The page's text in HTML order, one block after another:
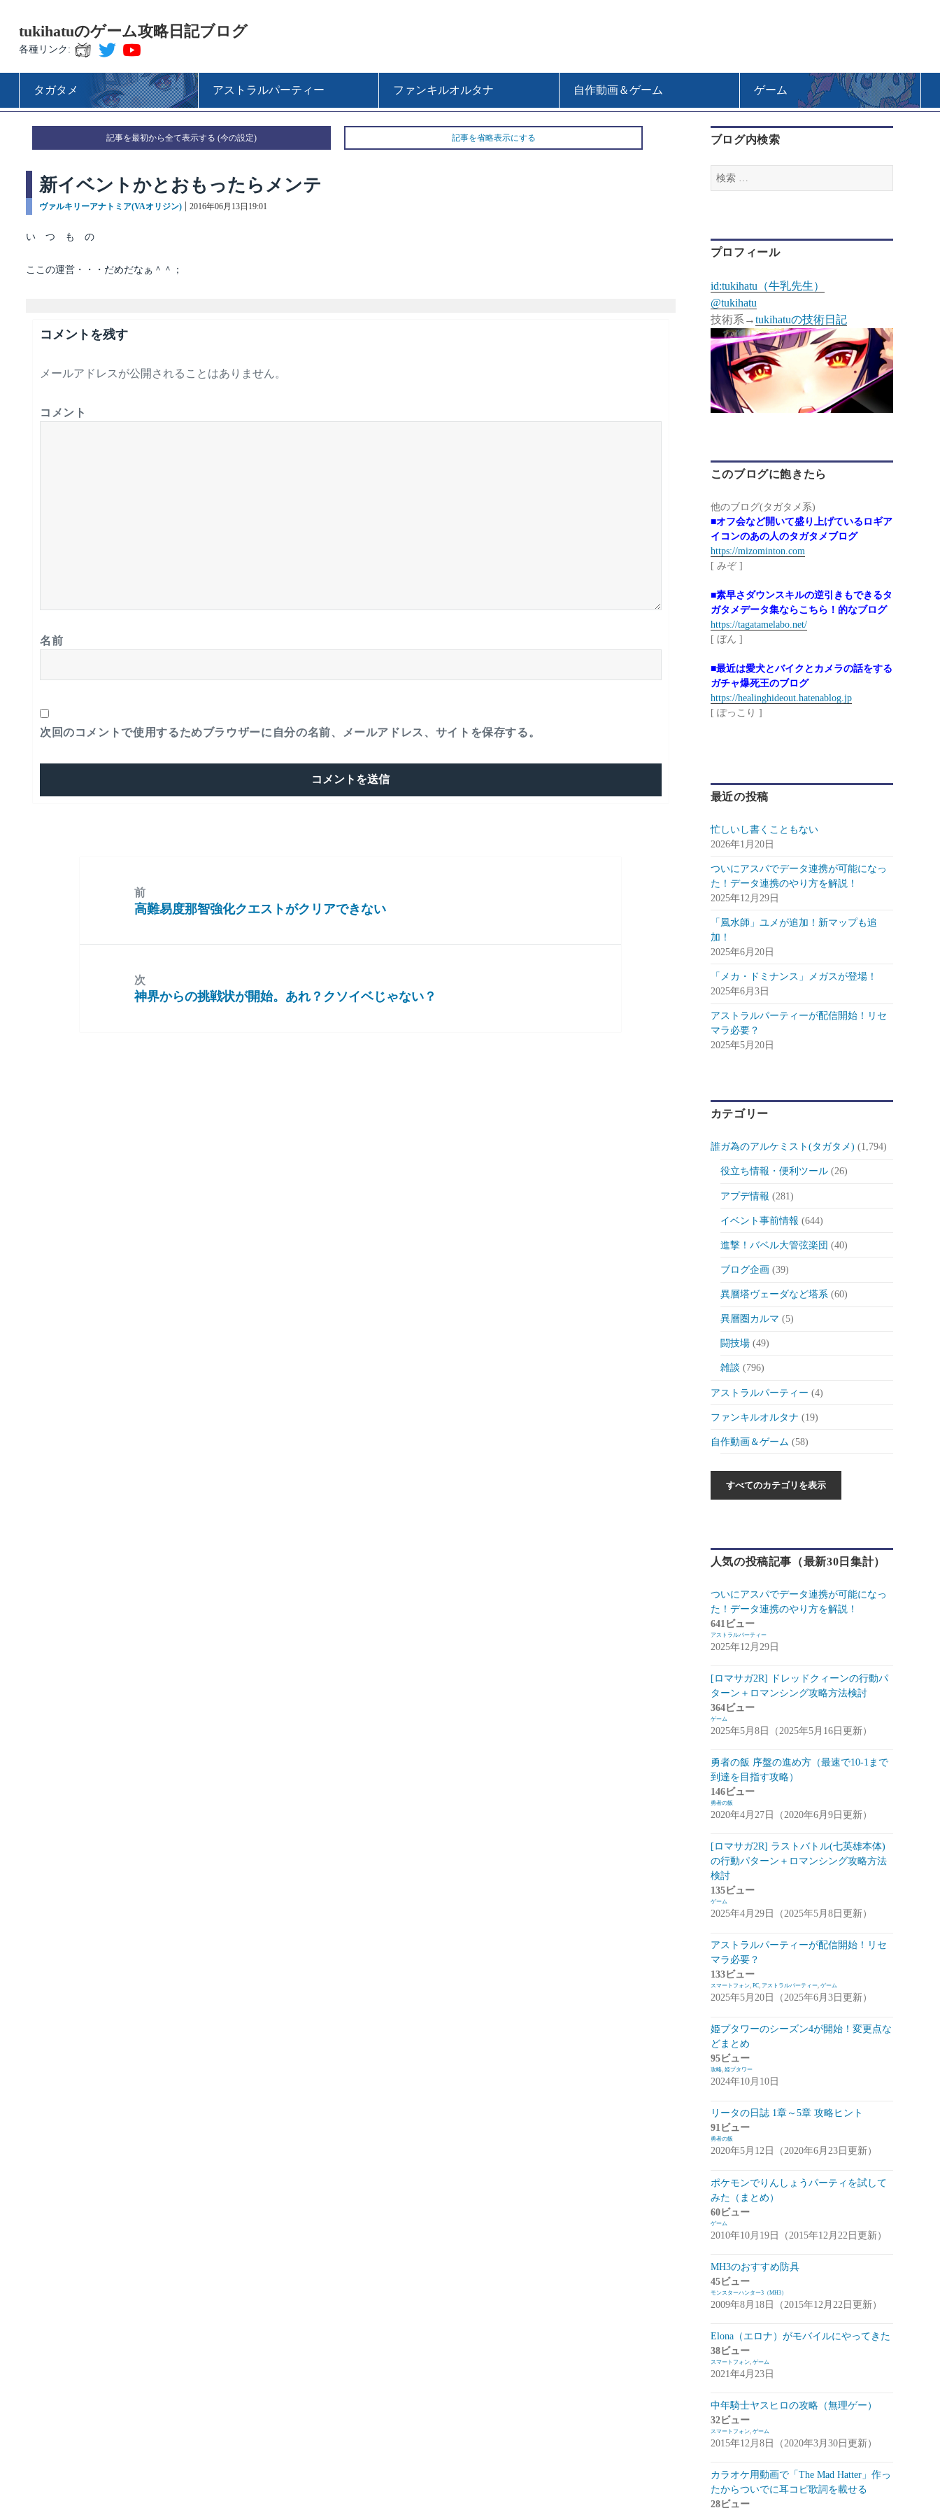
tukihatuのゲーム攻略日記ブログ
各種リンク:
タガタメ アストラルパーティー ファンキルオルタナ 自作動画＆ゲーム ゲーム
記事を最初から全て表示する 記事を省略表示にする
新イベントかとおもったらメンテ
カ
ゴ
ヴァルキリーアナトミア(VAオリジン)
投
2016年06月13日19:01
い つ も の
ここの運営・・・だめだなぁ＾＾；
コメントを残す
メールアドレスが公開されることはありません。
コメント
名前
次回のコメントで使用するためブラウザーに自分の名前、メールアドレス、サイトを保存する。
前
前
稿:
高難易度那智強化クエストがクリアできない
次
次
神界からの挑戦状が開始。あれ？クソイベじゃない？
ブログ内検索
検
索
プロフィール
id:tukihatu（牛乳先生）
@tukihatu
技術系→tukihatuの技術日記
このブログに飽きたら
他のブログ(タガタメ系)
■オフ会など開いて盛り上げているロギア
イコンのあの人のタガタメブログ
https://mizominton.com
[ みぞ ]
■素早さダウンスキルの逆引きもできるタ
ガタメデータ集ならこちら！的なブログ
https://tagatamelabo.net/
[ ぼん ]
■最近は愛犬とバイクとカメラの話をする
ガチャ爆死王のブログ
https://healinghideout.hatenablog.jp
[ ぽっこり ]
最近の投稿
忙しいし書くこともない
2026年1月20日
ついにアスパでデータ連携が可能になっ
た！データ連携のやり方を解説！
2025年12月29日
「風水師」ユメが追加！新マップも追
加！
2025年6月20日
「メカ・ドミナンス」メガスが登場！
2025年6月3日
アストラルパーティーが配信開始！リセ
マラ必要？
2025年5月20日
カテゴリー
誰ガ為のアルケミスト(タガタメ) (1,794)
役立ち情報・便利ツール(26)
アプデ情報 (281)
イベント事前情報 (644)
進撃！バベル大管弦楽団 (40)
ブログ企画 (39)
異層塔ヴェーダなど塔系(60)
異層圏カルマ (5)
闘技場(49)
雑談 (796)
アストラルパーティー (4)
ファンキルオルタナ (19)
自作動画＆ゲーム (58)
自作ゲーム紹介 (6)
ゲーム(175)
スマートフォン(94)
PC (7)
お知らせ(6)
コンパイル (9)
姫プタワー
攻略 (9)
雑談・感想(2)
リーグ・オブ・ワンダーランド(リグワ
ン)(20)
攻略(14)
雑談
崩落のCARNEADES(ホウカル)
攻略情報(5)
雑談(7)
拡張少女系トライナリー(トライナリー)
勇者の飯 (14)
ボーダーブレイク
アスタータタリクス(アスタタ)
イベント事前情報(16)
攻略情報
サクライグノラムス(サクムス)(2)
アプデ・イベント情報
雑談(1)
メビウスファイナルファンタジー(メビウ
スFF) (157)
ジョブステータス
カオスの魔窟
テイルズウィーバー：SecondRun(TWSR)
(10)
雑談
人気の投稿記事（最新30日集計）
ついにアスパでデータ連携が可能になっ
た！データ連携のやり方を解説！
641ビュー
アストラルパーティー
2025年12月29日
[ロマサガ2R] ドレッドクィーンの行動パ
ターン＋ロマンシング攻略方法検討
364ビュー
ゲーム
2025年5月8日（2025年5月16日更新）
勇者の飯 序盤の進め方（最速で10-1まで
到達を目指す攻略）
146ビュー
勇者の飯
2020年4月27日（2020年6月9日更新）
[ロマサガ2R] ラストバトル(七英雄本体)
の行動パターン＋ロマンシング攻略方法
検討
135ビュー
ゲーム
2025年4月29日（2025年5月8日更新）
アストラルパーティーが配信開始！リセ
マラ必要？
133ビュー
スマートフォン, PC, アストラルパーティー, ゲーム
2025年5月20日（2025年6月3日更新）
姫プタワーのシーズン4が開始！変更点な
どまとめ
95ビュー
攻略, 姫プタワー
2024年10月10日
リータの日誌 1章～5章 攻略ヒント
91ビュー
勇者の飯
2020年5月12日（2020年6月23日更新）
ポケモンでりんしょうパーティを試して
みた（まとめ）
60ビュー
ゲーム
2010年10月19日（2015年12月22日更新）
MH3のおすすめ防具
45ビュー
モンスターハンター3（MH3）
2009年8月18日（2015年12月22日更新）
Elona（エロナ）がモバイルにやってきた
38ビュー
スマートフォン, ゲーム
2021年4月23日
中年騎士ヤスヒロの攻略（無理ゲー）
32ビュー
スマートフォン, ゲーム
2015年12月8日（2020年3月30日更新）
カラオケ用動画で「The Mad Hatter」作っ
たからついでに耳コピ歌詞を載せる
28ビュー